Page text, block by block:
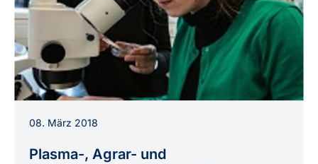
analysieren Saatgutproben im Rahmen des
Projekts „Physics for Food“.
08. März 2018
Plasma-, Agrar- und